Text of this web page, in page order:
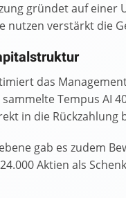
gründet auf einer
nutzen verstärkt die
das
Tempus AI
in die Rückzahlung
gab es zudem
Aktien als